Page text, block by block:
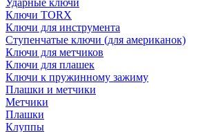
Ударные ключи
Ключи TORX
Ключи для инструмента
Ступенчатые ключи (для американок)
Ключи для метчиков
Ключи для плашек
Ключи к пружинному зажиму
Плашки и метчики
Метчики
Плашки
Клуппы